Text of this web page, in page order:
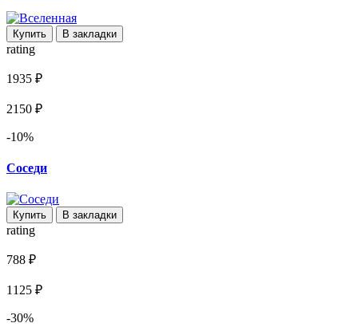
Купить В закладки
rating
1935 ₽
2150 ₽
-10%
Соседи
Купить В закладки
rating
788 ₽
1125 ₽
-30%